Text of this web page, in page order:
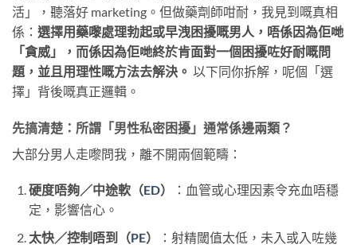
活」，聽落好 marketing。但做藥劑師咁耐，我見到嘅真相
係： 選擇用藥嚟處理勃起或早洩困擾嘅男人，唔係因為佢哋
「貪威」，而係因為佢哋終於肯面對一個困擾咗好耐嘅問
題，並且用理性嘅方法去解決。 ​ 以下同你拆解，呢個「選
擇」背後嘅真正邏輯。
先搞清楚：所謂「男性私密困擾」通常係邊兩類？
大部分男人走嚟問我，離不開兩個範疇：
硬度唔夠／中途軟（ED）
：血管或心理因素令充血唔穩
定，影響信心。
太快／控制唔到（PE）
：射精閾值太低，未入或入咗幾